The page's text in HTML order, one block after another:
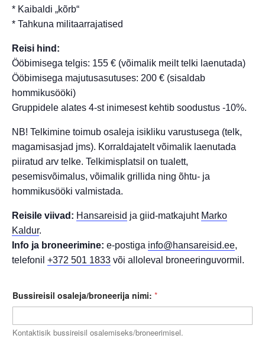
* Kaibaldi „kõrb“
* Tahkuna militaarrajatised
Reisi hind:
Ööbimisega telgis: 155 € (võimalik meilt telki laenutada)
Ööbimisega majutusasutuses: 200 € (sisaldab
hommikusööki)
Gruppidele alates 4-st inimesest kehtib soodustus -10%.
NB! Telkimine toimub osaleja isikliku varustusega (telk,
magamisasjad jms). Korraldajatelt võimalik laenutada
piiratud arv telke. Telkimisplatsil on tualett,
pesemisvõimalus, võimalik grillida ning õhtu- ja
hommikusööki valmistada.
Reisile viivad: Hansareisid ja giid-matkajuht Marko
Kaldur.
Info ja broneerimine: e-postiga info@hansareisid.ee,
telefonil +372 501 1833 või alloleval broneeringuvormil.
Bussireisil osaleja/broneerija nimi: *
Kontaktisik bussireisil osalemiseks/broneerimisel.